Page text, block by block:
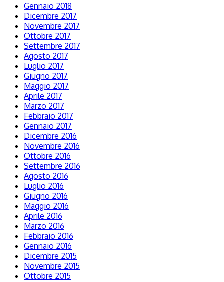
Gennaio 2018
Dicembre 2017
Novembre 2017
Ottobre 2017
Settembre 2017
Agosto 2017
Luglio 2017
Giugno 2017
Maggio 2017
Aprile 2017
Marzo 2017
Febbraio 2017
Gennaio 2017
Dicembre 2016
Novembre 2016
Ottobre 2016
Settembre 2016
Agosto 2016
Luglio 2016
Giugno 2016
Maggio 2016
Aprile 2016
Marzo 2016
Febbraio 2016
Gennaio 2016
Dicembre 2015
Novembre 2015
Ottobre 2015